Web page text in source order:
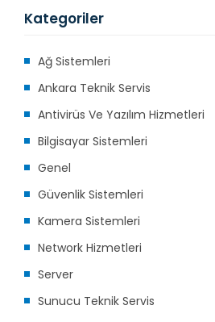
Kategoriler
Ağ Sistemleri
Ankara Teknik Servis
Antivirüs Ve Yazılım Hizmetleri
Bilgisayar Sistemleri
Genel
Güvenlik Sistemleri
Kamera Sistemleri
Network Hizmetleri
Server
Sunucu Teknik Servis